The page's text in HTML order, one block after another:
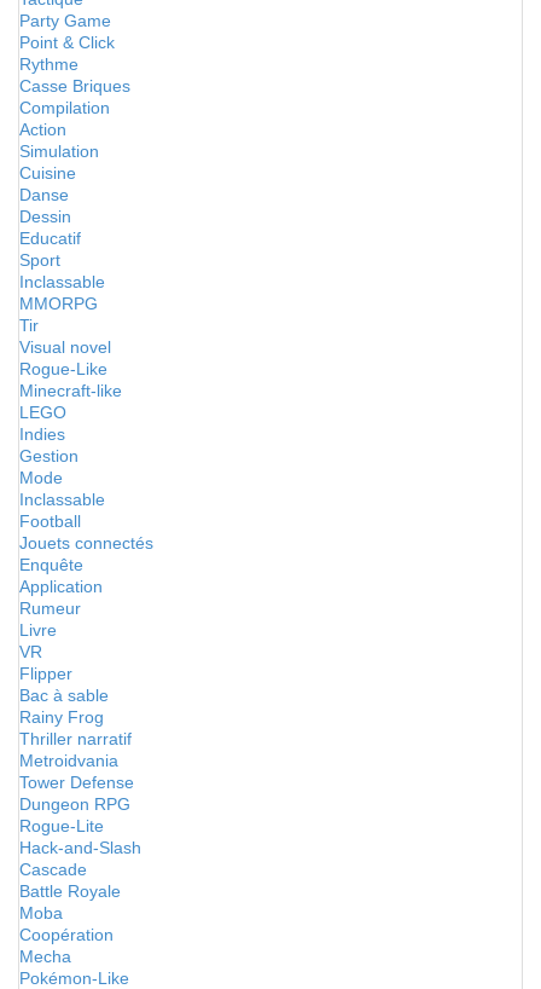
Party Game
Point & Click
Rythme
Casse Briques
Compilation
Action
Simulation
Cuisine
Danse
Dessin
Educatif
Sport
Inclassable
MMORPG
Tir
Visual novel
Rogue-Like
Minecraft-like
LEGO
Indies
Gestion
Mode
Inclassable
Football
Jouets connectés
Enquête
Application
Rumeur
Livre
VR
Flipper
Bac à sable
Rainy Frog
Thriller narratif
Metroidvania
Tower Defense
Dungeon RPG
Rogue-Lite
Hack-and-Slash
Cascade
Battle Royale
Moba
Coopération
Mecha
Pokémon-Like